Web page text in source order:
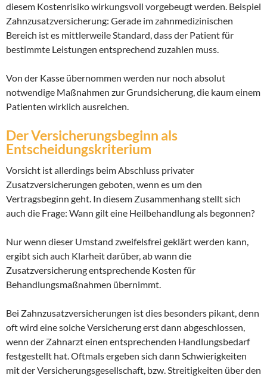
diesem Kostenrisiko wirkungsvoll vorgebeugt werden. Beispiel
Zahnzusatzversicherung: Gerade im zahnmedizinischen
Bereich ist es mittlerweile Standard, dass der Patient für
bestimmte Leistungen entsprechend zuzahlen muss.
Von der Kasse übernommen werden nur noch absolut
notwendige Maßnahmen zur Grundsicherung, die kaum einem
Patienten wirklich ausreichen.
Der Versicherungsbeginn als
Entscheidungskriterium
Vorsicht ist allerdings beim Abschluss privater
Zusatzversicherungen geboten, wenn es um den
Vertragsbeginn geht. In diesem Zusammenhang stellt sich
auch die Frage: Wann gilt eine Heilbehandlung als begonnen?
Nur wenn dieser Umstand zweifelsfrei geklärt werden kann,
ergibt sich auch Klarheit darüber, ab wann die
Zusatzversicherung entsprechende Kosten für
Behandlungsmaßnahmen übernimmt.
Bei Zahnzusatzversicherungen ist dies besonders pikant, denn
oft wird eine solche Versicherung erst dann abgeschlossen,
wenn der Zahnarzt einen entsprechenden Handlungsbedarf
festgestellt hat. Oftmals ergeben sich dann Schwierigkeiten
mit der Versicherungsgesellschaft, bzw. Streitigkeiten über den